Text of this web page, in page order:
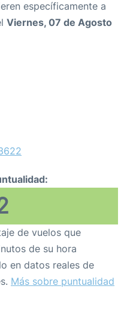
específicamente a
Viernes, 07 de Agosto
de vuelos que
de su hora
en datos reales de
Más sobre puntualidad